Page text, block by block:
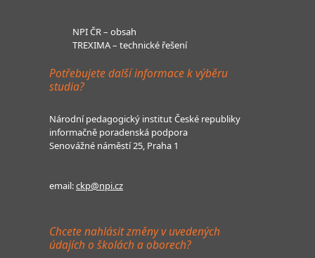
NPI ČR – obsah
TREXIMA – technické řešení
Potřebujete další informace k výběru
studia?
Národní pedagogický institut České republiky
informačně poradenská podpora
Senovážné náměstí 25, Praha 1
email:ckp@npi.cz
Chcete nahlásit změny v uvedených
údajích o školách a oborech?